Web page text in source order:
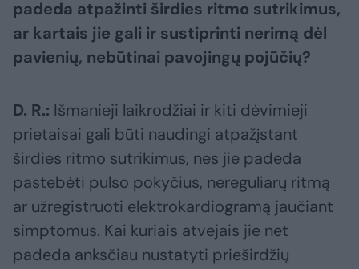
padeda atpažinti širdies ritmo sutrikimus,
ar kartais jie gali ir sustiprinti nerimą dėl
pavienių, nebūtinai pavojingų pojūčių?
D. R.: Išmanieji laikrodžiai ir kiti dėvimieji
prietaisai gali būti naudingi atpažįstant
širdies ritmo sutrikimus, nes jie padeda
pastebėti pulso pokyčius, nereguliarų ritmą
ar užregistruoti elektrokardiogramą jaučiant
simptomus. Kai kuriais atvejais jie net
padeda anksčiau nustatyti prieširdžių